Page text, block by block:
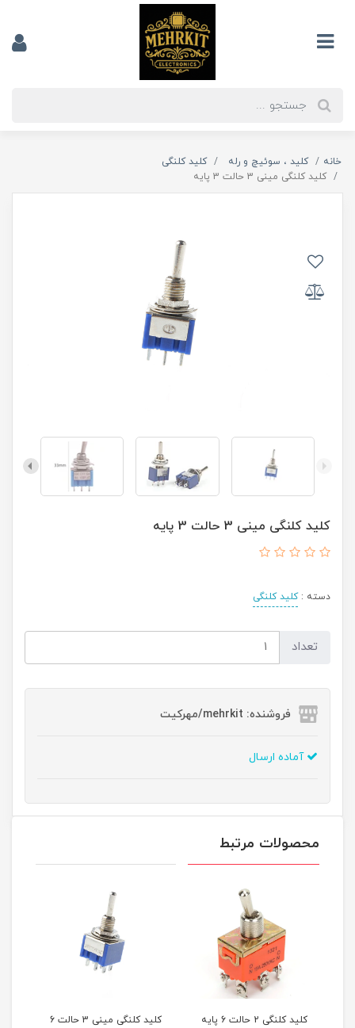
خانه کلید ، سوئیچ و رله
کلید کلنگی
کلید کلنگی مینی 3 حالت 3 پایه
کلید کلنگی مینی 3 حالت 3 پایه
دسته :کلید کلنگی
تعداد
فروشنده: mehrkit/مهرکیت
آماده ارسال
محصولات مرتبط
کلید کلنگی 2 حالت 6 پایه
کلید کلنگی مینی 3 حالت 6